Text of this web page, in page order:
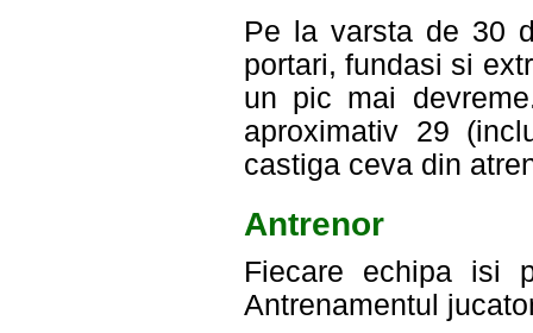
Pe la varsta de 30
portari, fundasi si
un pic mai
aproximativ 29
castiga ceva din
Antrenor
Fiecare echipa isi
Antrenamentul